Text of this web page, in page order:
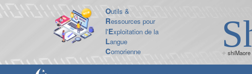
Outils &
Ressources pour
l'Exploitation de la
Langue
Comorienne ✧ shiMaore